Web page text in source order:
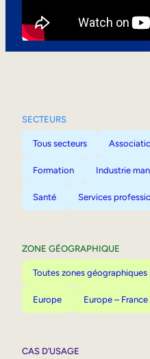
SECTEURS
Tous secteurs
Formation Industrie
Santé Services
ZONE GÉOGRAPHIQUE
Toutes zones géographiques
Europe Europe – France
CAS D’USAGE